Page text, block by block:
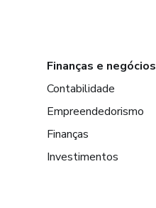
Finanças e negócios
Contabilidade
Empreendedorismo
Finanças
Investimentos